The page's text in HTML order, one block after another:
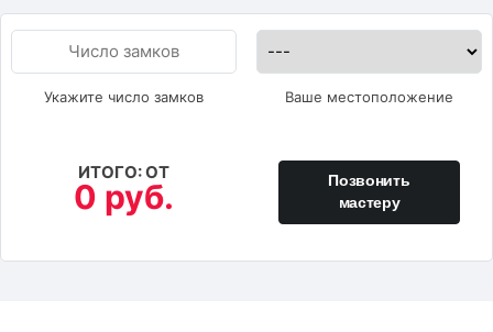
Укажите число замков Ваше местоположение
ИТОГО: ОТ
0 руб.
Позвонить
мастеру